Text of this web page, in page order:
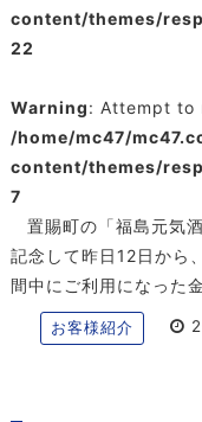
content/themes/
22
Warning: Attempt to
/home/mc47/
content/themes/
7
置賜町の「福島元気
記念して昨日12日から
間中にご利用になった
お客様紹介